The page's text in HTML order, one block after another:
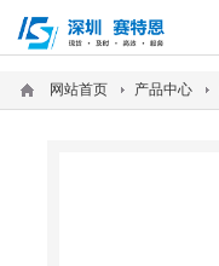
网站首页 产品中心